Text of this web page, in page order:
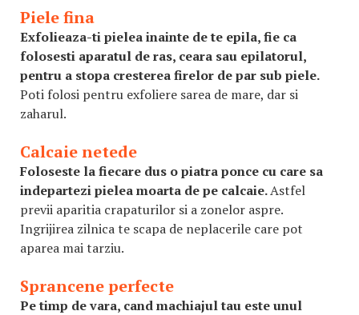
Piele fina
Exfolieaza-ti pielea inainte de te epila, fie ca
folosesti aparatul de ras, ceara sau epilatorul,
pentru a stopa cresterea firelor de par sub piele.
Poti folosi pentru exfoliere sarea de mare, dar si
zaharul.
Calcaie netede
Foloseste la fiecare dus o piatra ponce cu care sa
indepartezi pielea moarta de pe calcaie.Astfel
previi aparitia crapaturilor si a zonelor aspre.
Ingrijirea zilnica te scapa de neplacerile care pot
aparea mai tarziu.
Sprancene perfecte
Pe timp de vara, cand machiajul tau este unul